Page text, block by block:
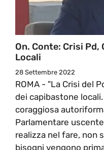
On. Conte: Crisi Pd,
Locali
28 Settembre 2022
ROMA - "La Crisi del
dei capibastone
coraggiosa
Parlamentare
realizza nel fare, non
bisogni vengono